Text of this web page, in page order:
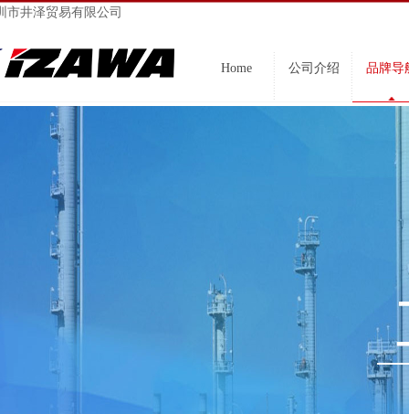
市井泽贸易有限公司
Home 公司介绍 品牌导